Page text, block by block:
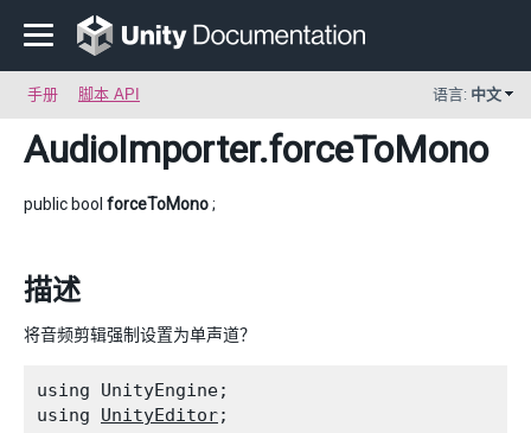
手册 脚本 API 语言: 中文
AudioImporter.forceToMono
public bool forceToMono;
描述
将音频剪辑强制设置为单声道？
using UnityEngine;
using UnityEditor;